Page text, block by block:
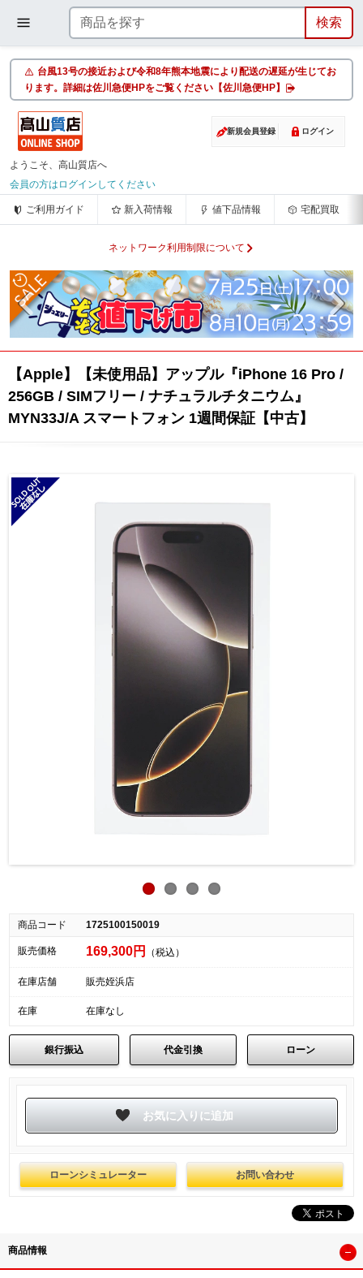
台風13号の接近および令和8年熊本地震により配送の遅延が生じてお
ります。詳細は佐川急便HPをご覧ください【佐川急便HP】
新規会員登録 ログイン
ようこそ、高山質店へ
会員の方はログインしてください
ご利用ガイド 新入荷情報 値下品情報 宅配買取
ネットワーク利用制限について
【Apple】【未使用品】アップル『iPhone 16 Pro /
256GB / SIMフリー / ナチュラルチタニウム』
MYN33J/A スマートフォン 1週間保証【中古】
商品コード 1725100150019
販売価格 169,300円 （税込）
在庫店舗 販売姪浜店
在庫 在庫なし
銀行振込 代金引換 ローン
ローンシミュレーター お問い合わせ
商品情報